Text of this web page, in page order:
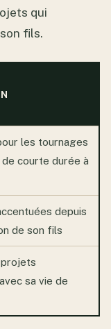
qui
fils.
les tournages
de courte durée à
depuis
de son fils
sa vie de